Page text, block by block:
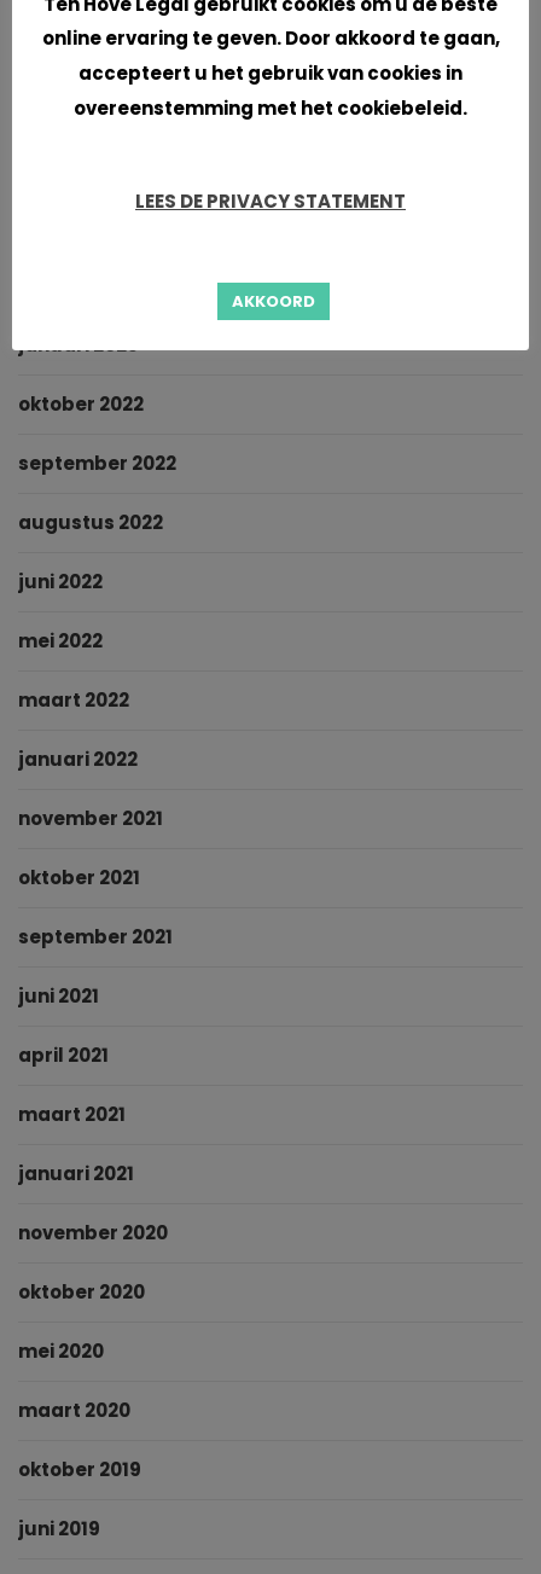
september 2023
juni 2023
januari 2023
oktober 2022
september 2022
augustus 2022
juni 2022
mei 2022
maart 2022
januari 2022
november 2021
oktober 2021
september 2021
juni 2021
april 2021
maart 2021
januari 2021
november 2020
oktober 2020
mei 2020
maart 2020
oktober 2019
juni 2019
online ervaring te geven. Door akkoord te gaan,
accepteert u het gebruik van cookies in
overeenstemming met het cookiebeleid.
LEES DE PRIVACY STATEMENT
AKKOORD